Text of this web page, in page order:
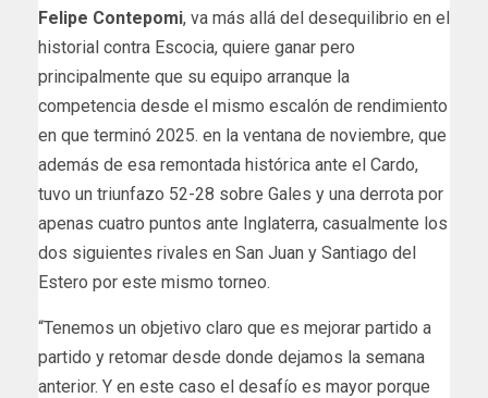
Felipe Contepomi, va más allá del desequilibrio en el
historial contra Escocia, quiere ganar pero
principalmente que su equipo arranque la
competencia desde el mismo escalón de rendimiento
en que terminó 2025. en la ventana de noviembre, que
además de esa remontada histórica ante el Cardo,
tuvo un triunfazo 52-28 sobre Gales y una derrota por
apenas cuatro puntos ante Inglaterra, casualmente los
dos siguientes rivales en San Juan y Santiago del
Estero por este mismo torneo.
“Tenemos un objetivo claro que es mejorar partido a
partido y retomar desde donde dejamos la semana
anterior. Y en este caso el desafío es mayor porque